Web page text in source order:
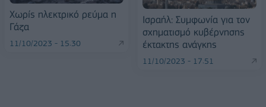
Χωρίς ηλεκτρικό ρεύμα η
Γάζα
11/10/2023 - 15:30
Ισραήλ: Συμφωνία για τον
σχηματισμό κυβέρνησης
έκτακτης ανάγκης
11/10/2023 - 17:51